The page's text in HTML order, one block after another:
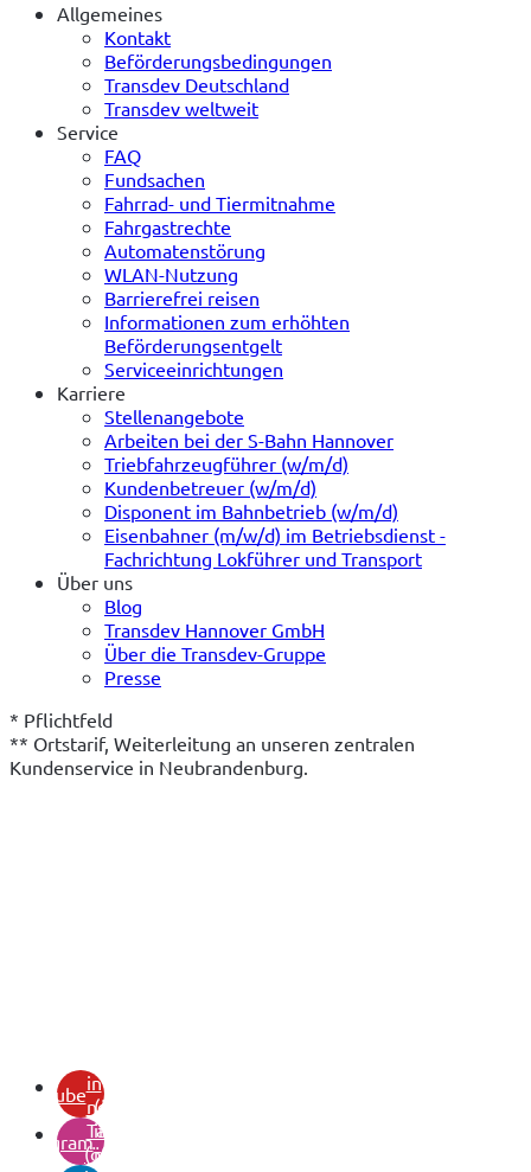
Allgemeines
Kontakt
Beförderungsbedingungen
Transdev Deutschland
Transdev weltweit
Service
FAQ
Fundsachen
Fahrrad- und Tiermitnahme
Fahrgastrechte
Automatenstörung
WLAN-Nutzung
Barrierefrei reisen
Informationen zum erhöhten
Beförderungsentgelt
Serviceeinrichtungen
Karriere
Stellenangebote
Arbeiten bei der S-Bahn Hannover
Triebfahrzeugführer (w/m/d)
Kundenbetreuer (w/m/d)
Disponent im Bahnbetrieb (w/m/d)
Eisenbahner (m/w/d) im Betriebsdienst -
Fachrichtung Lokführer und Transport
Über uns
Blog
Transdev Hannover GmbH
Über die Transdev-Gruppe
Presse
* Pflichtfeld
** Ortstarif, Weiterleitung an unseren zentralen
Kundenservice in Neubrandenburg.
youtubein
neuem
Tab)
instagram
(öffnet
in
neuem
(öffnet